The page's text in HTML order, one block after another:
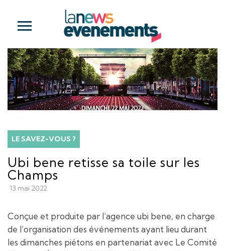
LE SAVEZ-VOUS ?
Ubi bene retisse sa toile sur les
Champs
13 mai 2022
Conçue et produite par l’agence ubi bene, en charge
de l’organisation des événements ayant lieu durant
les dimanches piétons en partenariat avec Le Comité